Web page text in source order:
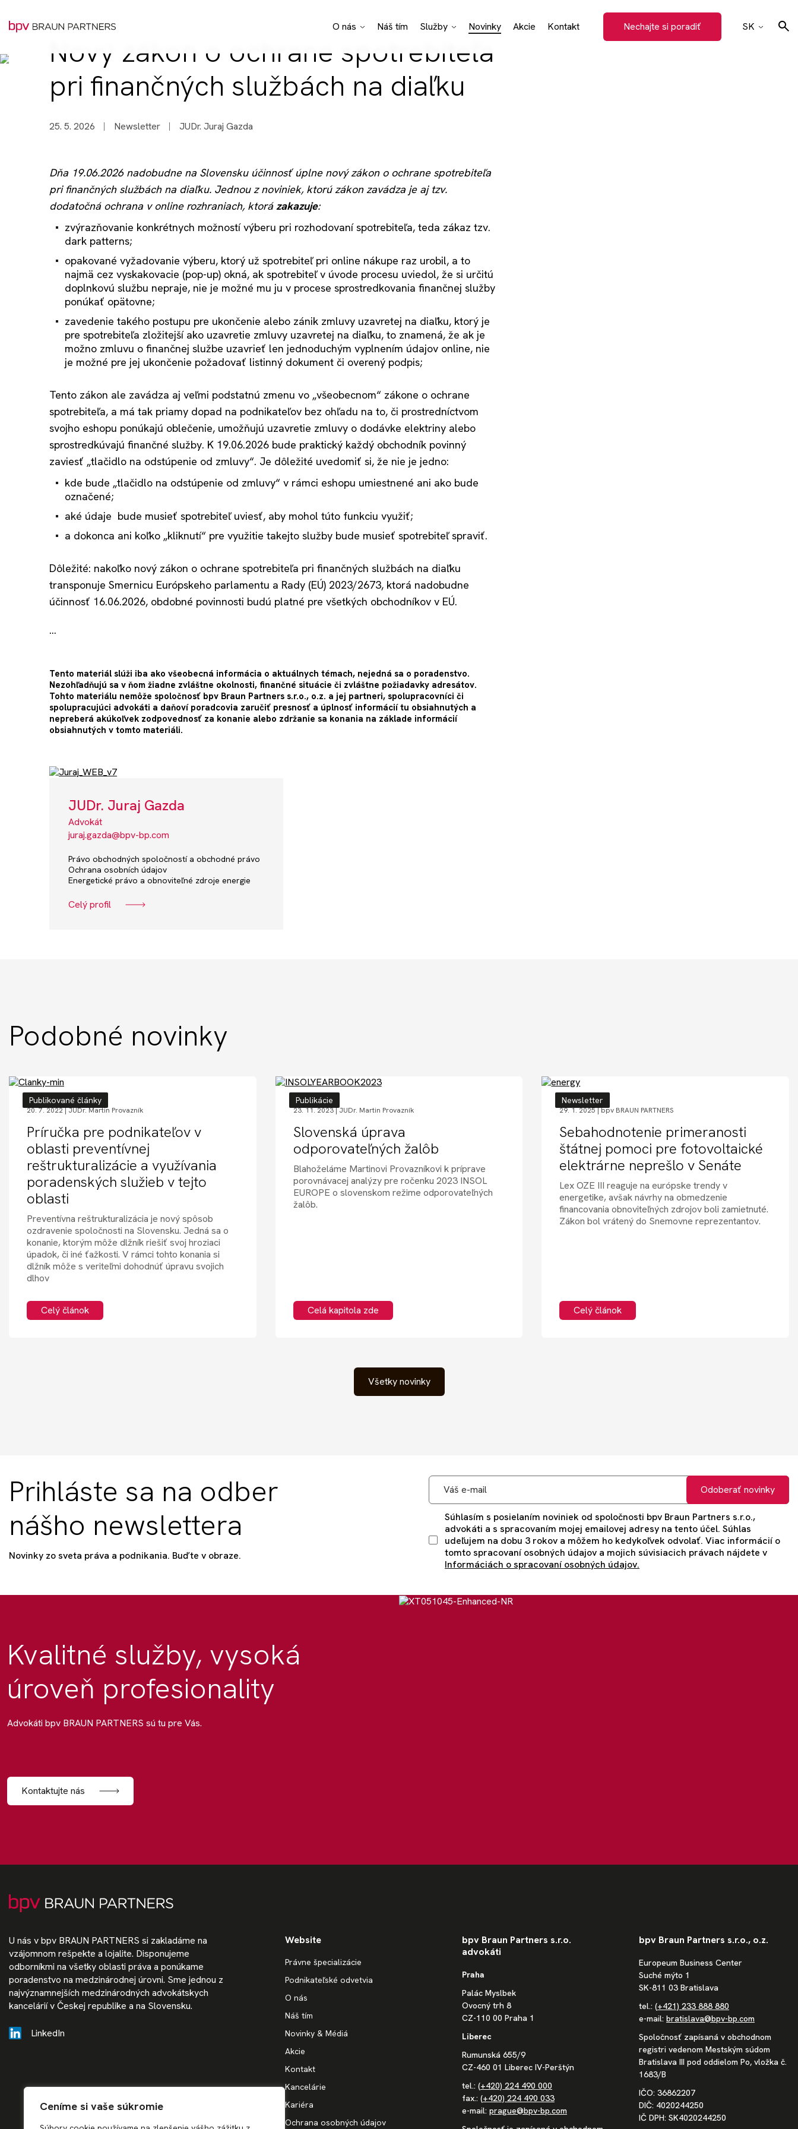
Ceníme si vaše súkromie
O nás
Náš tím
Služby
Novinky Akcie Kontakt Nechajte si poradiť
SK
Nový zákon o ochrane spotrebiteľa
pri finančných službách na diaľku
25. 5. 2026 Newsletter JUDr. Juraj Gazda
Dňa 19.06.2026 nadobudne na Slovensku účinnosť úplne nový zákon o ochrane spotrebiteľa
pri finančných službách na diaľku. Jednou z noviniek, ktorú zákon zavádza je aj tzv.
dodatočná ochrana v online rozhraniach, ktorázakazuje:
zvýrazňovanie konkrétnych možností výberu pri rozhodovaní spotrebiteľa, teda zákaz tzv.
dark patterns;
opakované vyžadovanie výberu, ktorý už spotrebiteľ pri online nákupe raz urobil, a to
najmä cez vyskakovacie (pop-up) okná, ak spotrebiteľ v úvode procesu uviedol, že si určitú
doplnkovú službu nepraje, nie je možné mu ju v procese sprostredkovania finančnej služby
ponúkať opätovne;
zavedenie takého postupu pre ukončenie alebo zánik zmluvy uzavretej na diaľku, ktorý je
pre spotrebiteľa zložitejší ako uzavretie zmluvy uzavretej na diaľku, to znamená, že ak je
možno zmluvu o finančnej službe uzavrieť len jednoduchým vyplnením údajov online, nie
je možné pre jej ukončenie požadovať listinný dokument či overený podpis;
Tento zákon ale zavádza aj veľmi podstatnú zmenu vo „všeobecnom“ zákone o ochrane
spotrebiteľa, a má tak priamy dopad na podnikateľov bez ohľadu na to, či prostredníctvom
svojho eshopu ponúkajú oblečenie, umožňujú uzavretie zmluvy o dodávke elektriny alebo
sprostredkúvajú finančné služby. K 19.06.2026 bude praktický každý obchodník povinný
zaviesť „tlačidlo na odstúpenie od zmluvy“. Je dôležité uvedomiť si, že nie je jedno:
kde bude „tlačidlo na odstúpenie od zmluvy“ v rámci eshopu umiestnené ani ako bude
označené;
aké údaje bude musieť spotrebiteľ uviesť, aby mohol túto funkciu využiť;
a dokonca ani koľko „kliknutí“ pre využitie takejto služby bude musieť spotrebiteľ spraviť.
Dôležité: nakoľko nový zákon o ochrane spotrebiteľa pri finančných službách na diaľku
transponuje Smernicu Európskeho parlamentu a Rady (EÚ) 2023/2673, ktorá nadobudne
účinnosť 16.06.2026, obdobné povinnosti budú platné pre všetkých obchodníkov v EÚ.
…
Tento materiál slúži iba ako všeobecná informácia o aktuálnych témach, nejedná sa o poradenstvo.
Nezohľadňujú sa v ňom žiadne zvláštne okolnosti, finančné situácie či zvláštne požiadavky adresátov.
Tohto materiálu nemôže spoločnosť bpv Braun Partners s.r.o., o.z. a jej partneri, spolupracovníci či
spolupracujúci advokáti a daňoví poradcovia zaručiť presnosť a úplnosť informácií tu obsiahnutých a
nepreberá akúkoľvek zodpovednosť za konanie alebo zdržanie sa konania na základe informácií
obsiahnutých v tomto materiáli.
JUDr. Juraj Gazda
Advokát
juraj.gazda@bpv-bp.com
Právo obchodných spoločností a obchodné právo
Ochrana osobních údajov
Energetické právo a obnoviteľné zdroje energie
Celý profil
Podobné novinky
Publikované články
20. 7. 2022 |JUDr. Martin Provazník
Príručka pre podnikateľov v
oblasti preventívnej
reštrukturalizácie a využívania
poradenských služieb v tejto
oblasti
Preventívna reštrukturalizácia je nový spôsob
ozdravenie spoločnosti na Slovensku. Jedná sa o
konanie, ktorým môže dlžník riešiť svoj hroziaci
úpadok, či iné ťažkosti. V rámci tohto konania si
dlžník môže s veriteľmi dohodnúť úpravu svojich
dlhov
Celý článok
Publikácie
23. 11. 2023 |JUDr. Martin Provazník
Slovenská úprava
odporovateľných žalôb
Blahoželáme Martinovi Provazníkovi k príprave
porovnávacej analýzy pre ročenku 2023 INSOL
EUROPE o slovenskom režime odporovateľných
žalôb.
Celá kapitola zde
Newsletter
29. 1. 2025 |bpv BRAUN PARTNERS
Sebahodnotenie primeranosti
štátnej pomoci pre fotovoltaické
elektrárne neprešlo v Senáte
Lex OZE III reaguje na európske trendy v
energetike, avšak návrhy na obmedzenie
financovania obnoviteľných zdrojov boli zamietnuté.
Zákon bol vrátený do Snemovne reprezentantov.
Celý článok
Všetky novinky
Prihláste sa na odber
nášho newslettera
Novinky zo sveta práva a podnikania. Buďte v obraze.
Súhlasím s posielaním noviniek od spoločnosti bpv Braun Partners s.r.o.,
advokáti a s spracovaním mojej emailovej adresy na tento účel. Súhlas
udeľujem na dobu 3 rokov a môžem ho kedykoľvek odvolať. Viac informácií o
tomto spracovaní osobných údajov a mojich súvisiacich právach nájdete v
Informáciách o spracovaní osobných údajov.
Odoberať novinky
Kvalitné služby, vysoká
úroveň profesionality
Advokáti bpv BRAUN PARTNERS sú tu pre Vás.
Kontaktujte nás
U nás v bpv BRAUN PARTNERS si zakladáme na
vzájomnom rešpekte a lojalite. Disponujeme
odborníkmi na všetky oblasti práva a ponúkame
poradenstvo na medzinárodnej úrovni. Sme jednou z
najvýznamnejších medzinárodných advokátskych
kancelárií v Českej republike a na Slovensku.
LinkedIn
Website
Právne špecializácie
Podnikateľské odvetvia
O nás
Náš tím
Novinky & Médiá
Akcie
Kontakt
Kancelárie
Kariéra
Ochrana osobných údajov
bpv Braun Partners s.r.o.
advokáti
Praha
Palác Myslbek
Ovocný trh 8
CZ-110 00 Praha 1
Liberec
Rumunská 655/9
CZ-460 01 Liberec IV-Perštýn
tel.: (+420) 224 490 000
fax.: (+420) 224 490 033
e-mail: prague@bpv-bp.com
bpv Braun Partners s.r.o., o.z.
Europeum Business Center
Suché mýto 1
SK-811 03 Bratislava
tel.: (+421) 233 888 880
e-mail: bratislava@bpv-bp.com
Spoločnosť zapísaná v obchodnom
registri vedenom Mestským súdom
Bratislava III pod oddielom Po, vložka č.
1683/B
IČO: 36862207
DIČ: 4020244250
IČ DPH: SK4020244250